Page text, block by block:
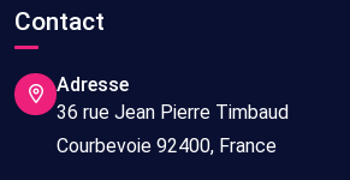
Contact
Adresse
36 rue Jean Pierre Timbaud
Courbevoie 92400, France